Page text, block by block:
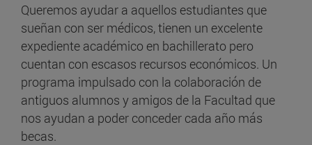
Queremos ayudar a aquellos estudiantes que
sueñan con ser médicos, tienen un excelente
expediente académico en bachillerato pero
cuentan con escasos recursos económicos. Un
programa impulsado con la colaboración de
antiguos alumnos y amigos de la Facultad que
nos ayudan a poder conceder cada año más
becas.